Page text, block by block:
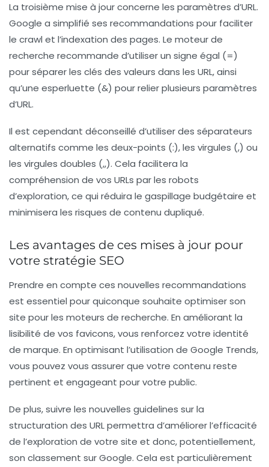
La troisième mise à jour concerne les paramètres d’URL.
Google a simplifié ses recommandations pour faciliter
le crawl et l’indexation des pages. Le moteur de
recherche recommande d’utiliser un signe égal (=)
pour séparer les clés des valeurs dans les URL, ainsi
qu’une esperluette (&) pour relier plusieurs paramètres
d’URL.
Il est cependant déconseillé d’utiliser des séparateurs
alternatifs comme les deux-points (:), les virgules (,) ou
les virgules doubles (,,). Cela facilitera la
compréhension de vos URLs par les robots
d’exploration, ce qui réduira le gaspillage budgétaire et
minimisera les risques de contenu dupliqué.
Les avantages de ces mises à jour pour
votre stratégie SEO
Prendre en compte ces nouvelles recommandations
est essentiel pour quiconque souhaite optimiser son
site pour les moteurs de recherche. En améliorant la
lisibilité de vos favicons, vous renforcez votre identité
de marque. En optimisant l’utilisation de Google Trends,
vous pouvez vous assurer que votre contenu reste
pertinent et engageant pour votre public.
De plus, suivre les nouvelles guidelines sur la
structuration des URL permettra d’améliorer l’efficacité
de l’exploration de votre site et donc, potentiellement,
son classement sur Google. Cela est particulièrement